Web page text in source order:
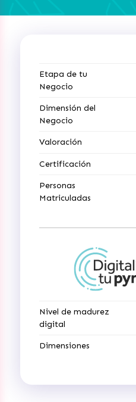
Etapa de tu
Negocio
Dimensión del
Negocio
Valoración
Certificación
Personas
Matriculadas
Nivel de madurez
digital
Dimensiones